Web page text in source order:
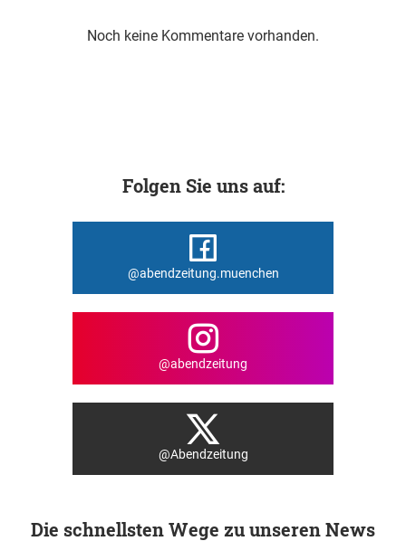
Noch keine Kommentare vorhanden.
Folgen Sie uns auf:
@abendzeitung.muenchen
@abendzeitung
@Abendzeitung
Die schnellsten Wege zu unseren News